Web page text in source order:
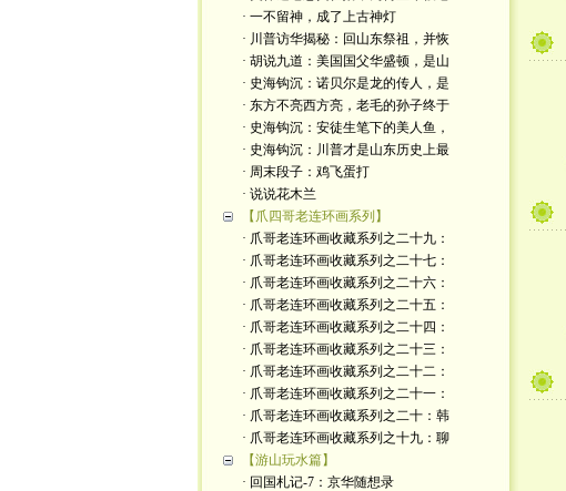
· 一不留神，成了上古神灯
· 川普访华揭秘：回山东祭祖，并恢
· 胡说九道：美国国父华盛顿，是山
· 史海钩沉：诺贝尔是龙的传人，是
· 东方不亮西方亮，老毛的孙子终于
· 史海钩沉：安徒生笔下的美人鱼，
· 史海钩沉：川普才是山东历史上最
· 周末段子：鸡飞蛋打
· 说说花木兰
【爪四哥老连环画系列】
· 爪哥老连环画收藏系列之二十九：
· 爪哥老连环画收藏系列之二十七：
· 爪哥老连环画收藏系列之二十六：
· 爪哥老连环画收藏系列之二十五：
· 爪哥老连环画收藏系列之二十四：
· 爪哥老连环画收藏系列之二十三：
· 爪哥老连环画收藏系列之二十二：
· 爪哥老连环画收藏系列之二十一：
· 爪哥老连环画收藏系列之二十：韩
· 爪哥老连环画收藏系列之十九：聊
【游山玩水篇】
· 回国札记-7：京华随想录